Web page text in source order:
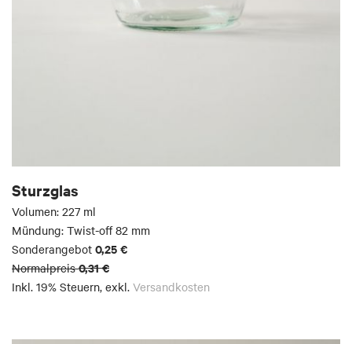
Sturzglas
Volumen: 227 ml
Mündung: Twist-off 82 mm
Sonderangebot 0,25 €
Normalpreis 0,31 €
Inkl. 19% Steuern, exkl. Versandkosten